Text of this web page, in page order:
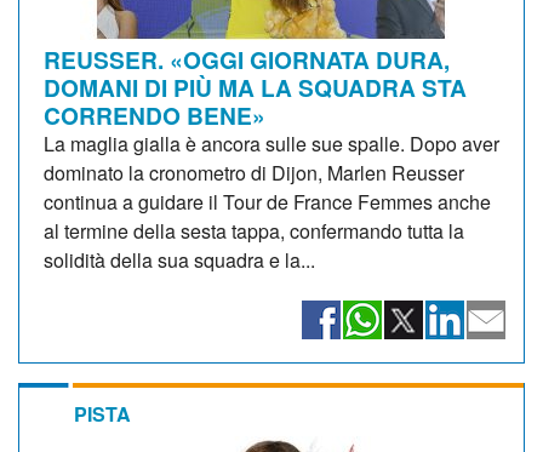
REUSSER. «OGGI GIORNATA DURA,
DOMANI DI PIÙ MA LA SQUADRA STA
CORRENDO BENE»
La maglia gialla è ancora sulle sue spalle. Dopo aver
dominato la cronometro di Dijon, Marlen Reusser
continua a guidare il Tour de France Femmes anche
al termine della sesta tappa, confermando tutta la
solidità della sua squadra e la...
PISTA